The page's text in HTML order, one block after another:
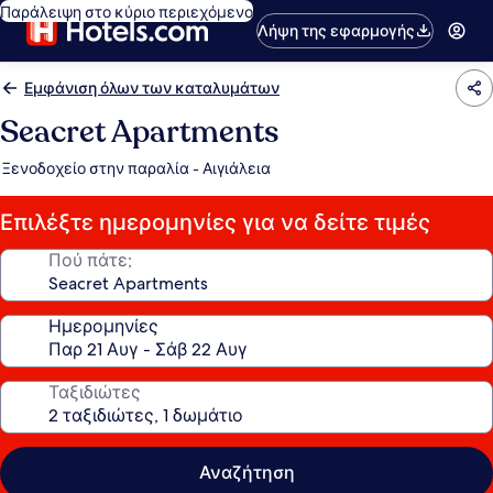
Παράλειψη στο κύριο περιεχόμενο
Λήψη της εφαρμογής
Εμφάνιση όλων των καταλυμάτων
Seacret Apartments
Ξενοδοχείο στην παραλία - Αιγιάλεια
Επιλέξτε ημερομηνίες για να δείτε τιμές
Πού πάτε;
Ημερομηνίες
Ταξιδιώτες
Αναζήτηση